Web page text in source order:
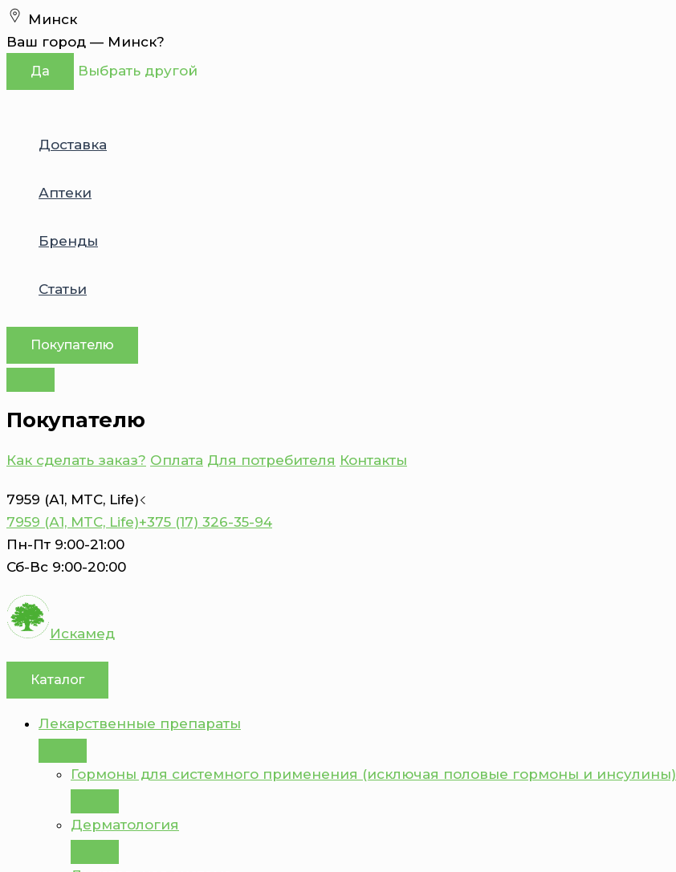
Перейти
к
содержимому
Минск
Ваш город — Минск?
Да Выбрать другой
Доставка
Аптеки
Бренды
Статьи
Покупателю
Покупателю
Как сделать заказ? Оплата Для потребителя Контакты
7959 (А1, MTC, Life)
7959 (А1, MTC, Life)+375 (17) 326-35-94
Пн-Пт 9:00-21:00
Сб-Вс 9:00-20:00
Искамед
Каталог
Лекарственные препараты
Гормоны для системного применения (исключая половые гормоны и инсулины)
Дерматология